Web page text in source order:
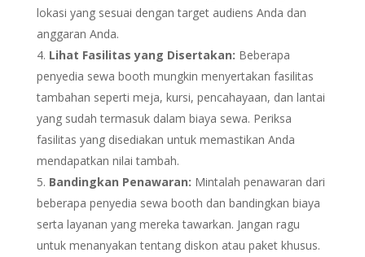
lokasi yang sesuai dengan target audiens Anda dan
anggaran Anda.
Lihat Fasilitas yang Disertakan: Beberapa
penyedia sewa booth mungkin menyertakan fasilitas
tambahan seperti meja, kursi, pencahayaan, dan lantai
yang sudah termasuk dalam biaya sewa. Periksa
fasilitas yang disediakan untuk memastikan Anda
mendapatkan nilai tambah.
Bandingkan Penawaran: Mintalah penawaran dari
beberapa penyedia sewa booth dan bandingkan biaya
serta layanan yang mereka tawarkan. Jangan ragu
untuk menanyakan tentang diskon atau paket khusus.